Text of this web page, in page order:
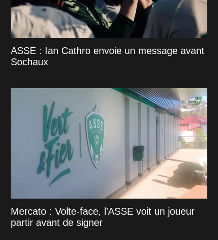
ASSE : Ian Cathro envoie un message avant
Sochaux
Mercato : Volte-face, l’ASSE voit un joueur
partir avant de signer